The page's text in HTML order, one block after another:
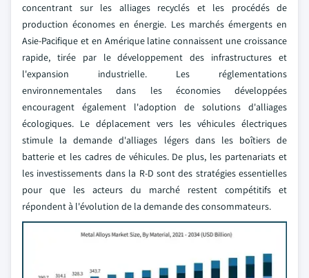
concentrant sur les alliages recyclés et les procédés de
production économes en énergie. Les marchés émergents en
Asie-Pacifique et en Amérique latine connaissent une croissance
rapide, tirée par le développement des infrastructures et
l'expansion industrielle. Les réglementations
environnementales dans les économies développées
encouragent également l'adoption de solutions d'alliages
écologiques. Le déplacement vers les véhicules électriques
stimule la demande d'alliages légers dans les boîtiers de
batterie et les cadres de véhicules. De plus, les partenariats et
les investissements dans la R-D sont des stratégies essentielles
pour que les acteurs du marché restent compétitifs et
répondent à l'évolution de la demande des consommateurs.